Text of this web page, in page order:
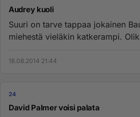
Audrey kuoli
Suuri on tarve tappaa jokainen
miehestä vieläkin katkerampi.
18.08.2014 21:44
24
David Palmer voisi palata